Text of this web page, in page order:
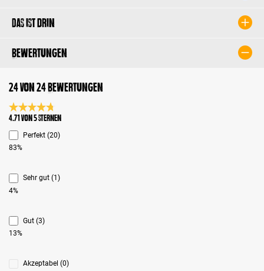
Das ist drin
Bewertungen
24 von 24 Bewertungen
Durchschnittliche Bewertung 4.7 von 5 Sternen
4.71 von 5 Sternen
Perfekt (20)
83%
Sehr gut (1)
4%
Gut (3)
13%
Akzeptabel (0)